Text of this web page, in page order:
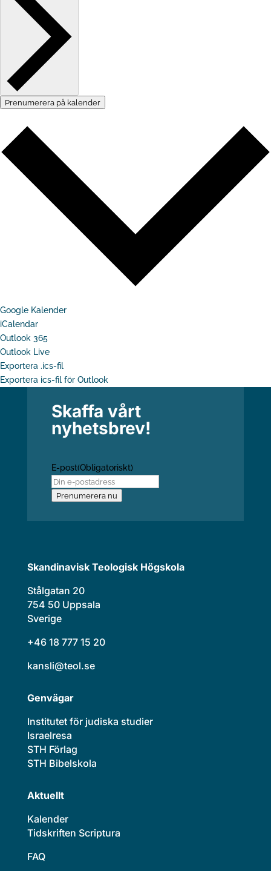
Prenumerera på kalender
Google Kalender
iCalendar
Outlook 365
Outlook Live
Exportera .ics-fil
Exportera ics-fil för Outlook
Skaffa vårt
nyhetsbrev!
E-post(Obligatoriskt)
Prenumerera nu
Skandinavisk Teologisk Högskola
Stålgatan 20
754 50 Uppsala
Sverige
+46 18 777 15 20
kansli@teol.se
Genvägar
Institutet för judiska studier
Israelresa
STH Förlag
STH Bibelskola
Aktuellt
Kalender
Tidskriften Scriptura
FAQ